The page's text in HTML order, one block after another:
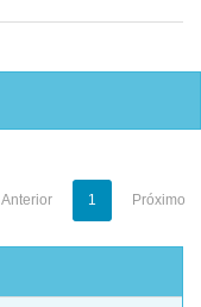
Anterior 1 Próximo